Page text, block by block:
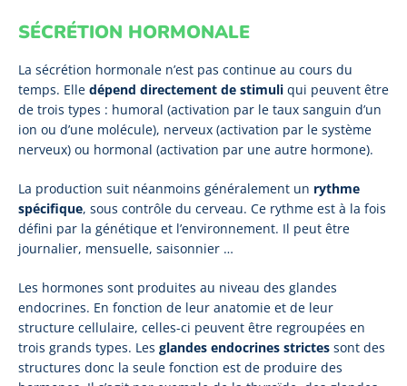
SÉCRÉTION HORMONALE
La sécrétion hormonale n’est pas continue au cours du
temps. Elle dépend directement de stimuli qui peuvent être
de trois types : humoral (activation par le taux sanguin d’un
ion ou d’une molécule), nerveux (activation par le système
nerveux) ou hormonal (activation par une autre hormone).
La production suit néanmoins généralement un rythme
spécifique, sous contrôle du cerveau. Ce rythme est à la fois
défini par la génétique et l’environnement. Il peut être
journalier, mensuelle, saisonnier …
Les hormones sont produites au niveau des glandes
endocrines. En fonction de leur anatomie et de leur
structure cellulaire, celles-ci peuvent être regroupées en
trois grands types. Les glandes endocrines strictes sont des
structures donc la seule fonction est de produire des